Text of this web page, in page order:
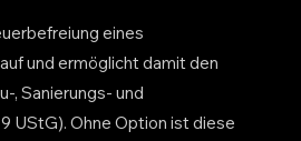
eines
und ermöglicht damit den
, Sanierungs- und
UStG). Ohne Option ist diese